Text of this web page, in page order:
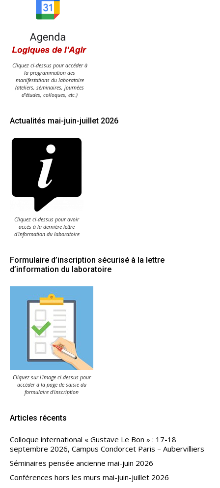
Cliquez ci-dessus pour accéder à
la programmation des
manifestations du laboratoire
(ateliers, séminaires, journées
d'études, colloques, etc.)
Actualités mai-juin-juillet 2026
Cliquez ci-dessus pour avoir
accès à la dernière lettre
d'information du laboratoire
Formulaire d’inscription sécurisé à la lettre
d’information du laboratoire
Cliquez sur l'image ci-dessus pour
accéder à la page de saisie du
formulaire d'inscription
Articles récents
Colloque international « Gustave Le Bon » : 17-18
septembre 2026, Campus Condorcet Paris – Aubervilliers
Séminaires pensée ancienne mai-juin 2026
Conférences hors les murs mai-juin-juillet 2026